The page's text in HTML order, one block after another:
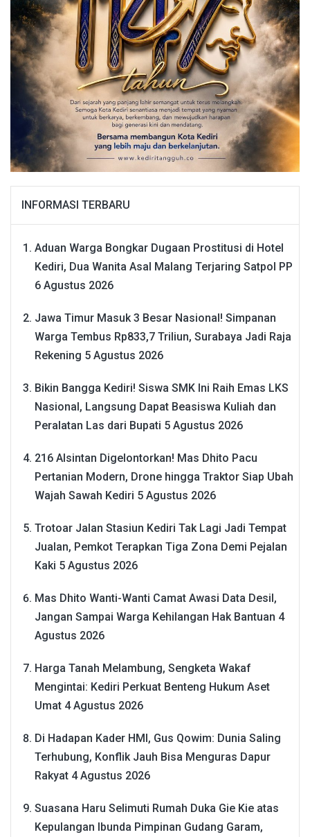
INFORMASI TERBARU
Aduan Warga Bongkar Dugaan Prostitusi di Hotel
Kediri, Dua Wanita Asal Malang Terjaring Satpol PP
6 Agustus 2026
Jawa Timur Masuk 3 Besar Nasional! Simpanan
Warga Tembus Rp833,7 Triliun, Surabaya Jadi Raja
Rekening 5 Agustus 2026
Bikin Bangga Kediri! Siswa SMK Ini Raih Emas LKS
Nasional, Langsung Dapat Beasiswa Kuliah dan
Peralatan Las dari Bupati 5 Agustus 2026
216 Alsintan Digelontorkan! Mas Dhito Pacu
Pertanian Modern, Drone hingga Traktor Siap Ubah
Wajah Sawah Kediri 5 Agustus 2026
Trotoar Jalan Stasiun Kediri Tak Lagi Jadi Tempat
Jualan, Pemkot Terapkan Tiga Zona Demi Pejalan
Kaki 5 Agustus 2026
Mas Dhito Wanti-Wanti Camat Awasi Data Desil,
Jangan Sampai Warga Kehilangan Hak Bantuan 4
Agustus 2026
Harga Tanah Melambung, Sengketa Wakaf
Mengintai: Kediri Perkuat Benteng Hukum Aset
Umat 4 Agustus 2026
Di Hadapan Kader HMI, Gus Qowim: Dunia Saling
Terhubung, Konflik Jauh Bisa Menguras Dapur
Rakyat 4 Agustus 2026
Suasana Haru Selimuti Rumah Duka Gie Kie atas
Kepulangan Ibunda Pimpinan Gudang Garam,